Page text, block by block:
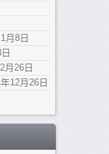
月8日
月26日
12月26日